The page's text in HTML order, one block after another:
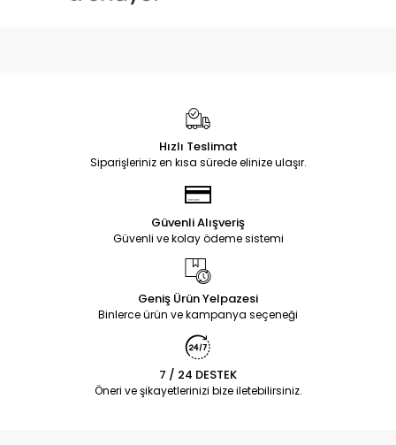
Hızlı Teslimat
Siparişleriniz en kısa sürede elinize ulaşır.
Güvenli Alışveriş
Güvenli ve kolay ödeme sistemi
Geniş Ürün Yelpazesi
Binlerce ürün ve kampanya seçeneği
7 / 24 DESTEK
Öneri ve şikayetlerinizi bize iletebilirsiniz.